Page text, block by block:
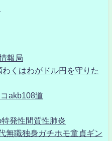
報局
くはわがドル円を守りた
akb108道
発性間質性肺炎
無職独身ガチホモ童貞ギン